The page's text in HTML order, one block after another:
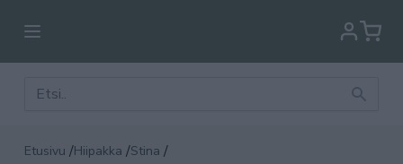
Etusivu /Hiipakka /Stina /